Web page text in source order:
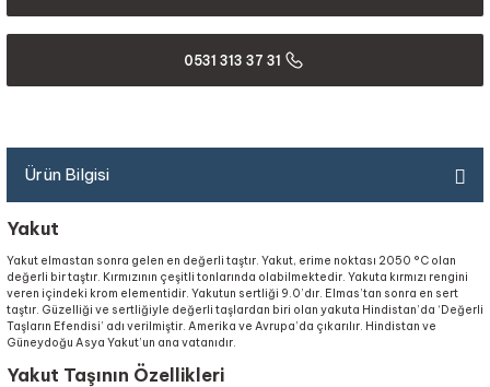
0531 313 37 31
Ürün Bilgisi
Yakut
Yakut elmastan sonra gelen en değerli taştır. Yakut, erime noktası 2050 °C olan
değerli bir taştır. Kırmızının çeşitli tonlarında olabilmektedir. Yakuta kırmızı rengini
veren içindeki krom elementidir. Yakutun sertliği 9.0’dır. Elmas’tan sonra en sert
taştır. Güzelliği ve sertliğiyle değerli taşlardan biri olan yakuta Hindistan’da ‘Değerli
Taşların Efendisi’ adı verilmiştir. Amerika ve Avrupa’da çıkarılır. Hindistan ve
Güneydoğu Asya Yakut’un ana vatanıdır.
Yakut Taşının Özellikleri